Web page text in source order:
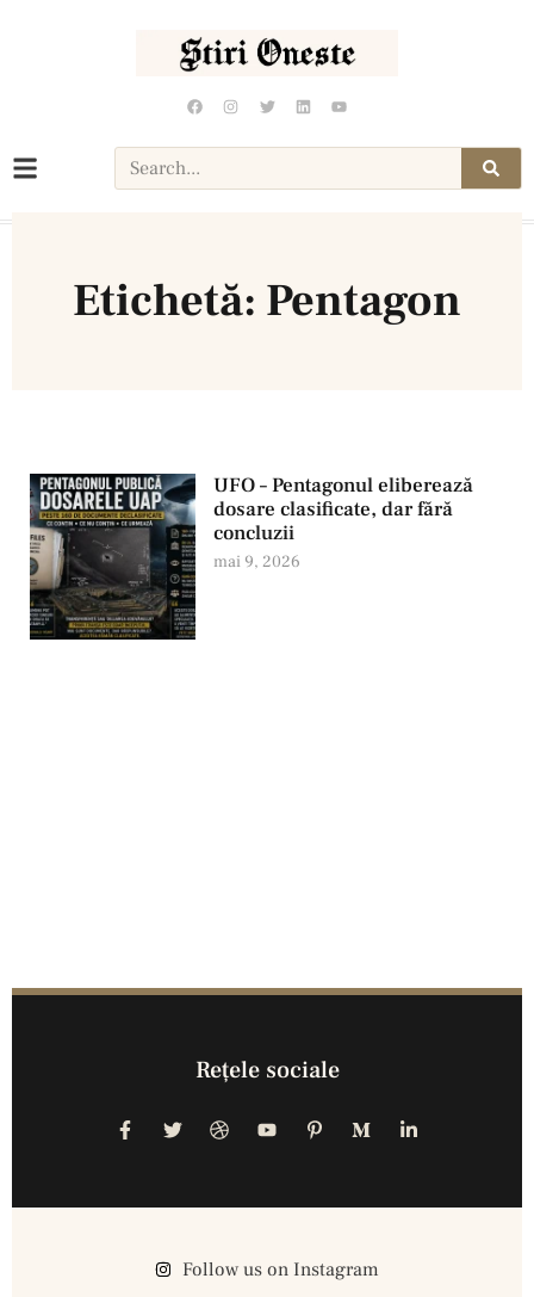
Etichetă: Pentagon
UFO – Pentagonul eliberează
dosare clasificate, dar fără
concluzii
mai 9, 2026
Reţele sociale
Follow us on Instagram